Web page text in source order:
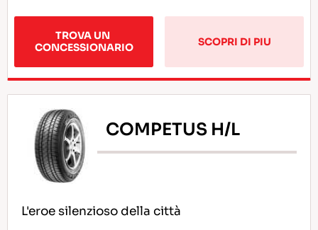
TROVA UN
CONCESSIONARIO
SCOPRI DI PIU
COMPETUS H/L
L'eroe silenzioso della città